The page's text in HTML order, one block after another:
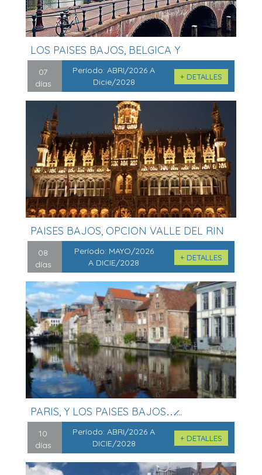
LOS PAISES BAJOS, BELGICA Y
HOLANDA.....
07
días
Período: ABRI/2026 A
Dicie/2028
+ DETALLES
PAISES BAJOS, OPCION VALLE DEL RIN
&#...
08
días
Período: MAYO/2026
A DICIE/2028
+ DETALLES
PARIS, Y LOS PAISES BAJOS…̷...
10
días
Período: ABRI/2026 A
DICIE/2028
+ DETALLES